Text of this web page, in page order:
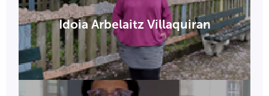
Idoia Arbelaitz Villaquiran